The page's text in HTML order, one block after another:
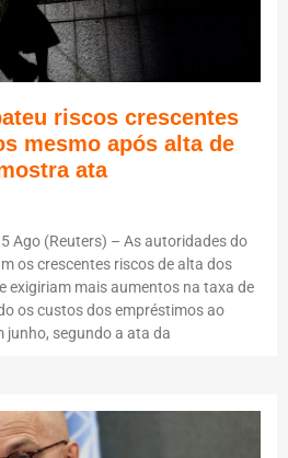
riscos crescentes
mesmo após alta de
ata
Ago (Reuters) – As autoridades do
os crescentes riscos de alta dos
exigiriam mais aumentos na taxa de
os custos dos empréstimos ao
junho, segundo a ata da